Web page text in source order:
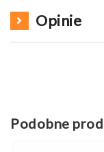
Opinie
Podobne